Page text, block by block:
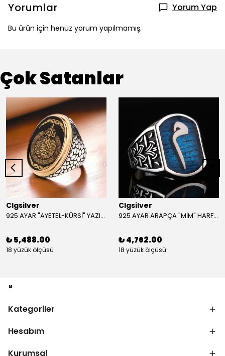
Yorumlar Yorum Yap
Bu ürün için henüz yorum yapılmamış.
Çok Satanlar
Clgsilver
925 AYAR "AYETEL-KÜRSİ" YAZILI GÜMÜŞ ERKEK YÜZÜK
₺ 5,488.00
18 yüzük ölçüsü
Clgsilver
925 AYAR ARAPÇA "MİM" HARFLİ GÜMÜŞ ERKEK YÜZÜK
₺ 4,762.00
18 yüzük ölçüsü
Kategoriler
Hesabım
Kurumsal